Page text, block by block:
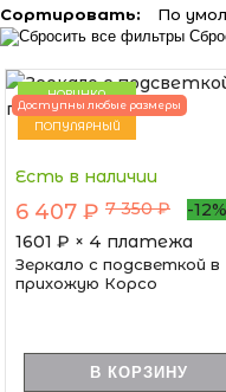
Сортировать: По
НОВИНКА
ПОПУЛЯРНЫЙ
Доступны любые размеры
Есть в наличии
6 407 ₽ 7 350 ₽
-12%
1601 ₽ × 4 платежа
Зеркало с подсветкой в
прихожую Корсо
В КОРЗИНУ